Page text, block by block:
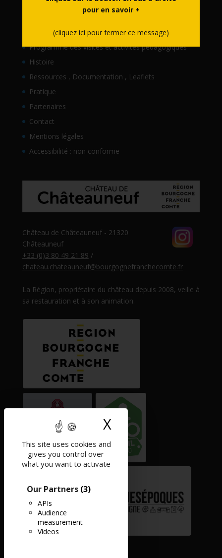
This site uses cookies and
gives you control over
what you want to activate
Our Partners (3)
APIs
Audience
measurement
Videos
X Hide cookie
pour en savoir +
(cliquez ici pour fermer ce message)
Agenda
Programme des visites et activités pédagogiques
Histoire
Ressources , Documentation , Leaflets
Pratique
Partenaires
Contact
Mentions légales
Accessibilité : non conforme
Château de Châteauneuf - 21320
Châteauneuf
+33 (0)3 80 49 21 89 /
chateau.chateauneuf@bourgognefranchecomte.fr
La Région, propriétaire du château depuis 2008, veille à
sa restauration et à son animation.